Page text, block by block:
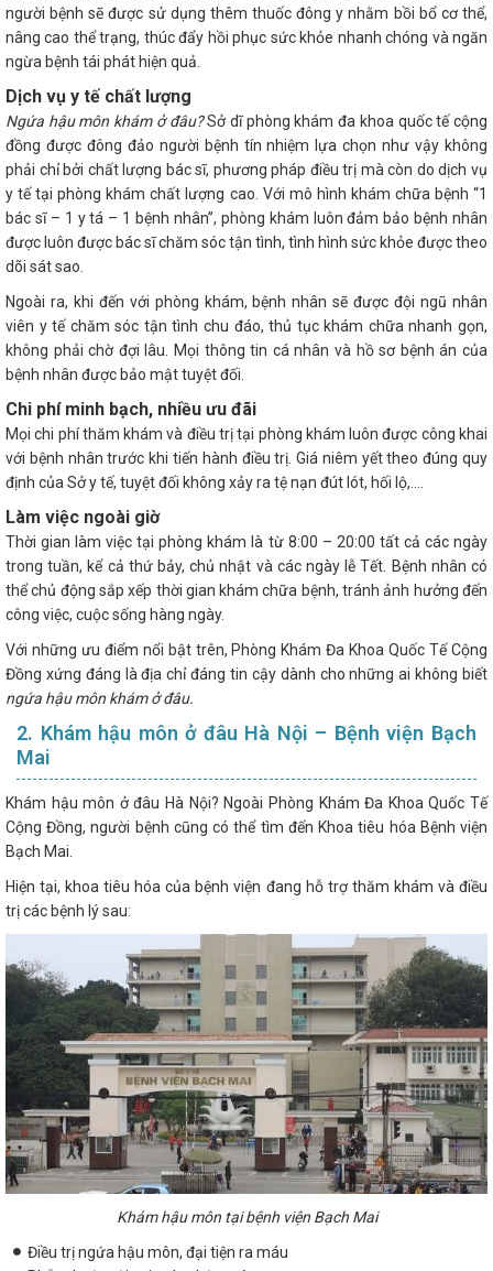
người bệnh sẽ được sử dụng thêm thuốc đông y nhằm bồi bổ cơ thể,
nâng cao thể trạng, thúc đẩy hồi phục sức khỏe nhanh chóng và ngăn
ngừa bệnh tái phát hiện quả.
Dịch vụ y tế chất lượng
Ngứa hậu môn khám ở đâu?Sở dĩ phòng khám đa khoa quốc tế cộng
đồng được đông đảo người bệnh tín nhiệm lựa chọn như vậy không
phải chỉ bởi chất lượng bác sĩ, phương pháp điều trị mà còn do dịch vụ
y tế tại phòng khám chất lượng cao. Với mô hình khám chữa bệnh “1
bác sĩ – 1 y tá – 1 bệnh nhân”, phòng khám luôn đảm bảo bệnh nhân
được luôn được bác sĩ chăm sóc tận tình, tình hình sức khỏe được theo
dõi sát sao.
Ngoài ra, khi đến với phòng khám, bệnh nhân sẽ được đội ngũ nhân
viên y tế chăm sóc tận tình chu đáo, thủ tục khám chữa nhanh gọn,
không phải chờ đợi lâu. Mọi thông tin cá nhân và hồ sơ bệnh án của
bệnh nhân được bảo mật tuyệt đối.
Chi phí minh bạch, nhiều ưu đãi
Mọi chi phí thăm khám và điều trị tại phòng khám luôn được công khai
với bệnh nhân trước khi tiến hành điều trị. Giá niêm yết theo đúng quy
định của Sở y tế, tuyệt đối không xảy ra tệ nạn đút lót, hối lộ,....
Làm việc ngoài giờ
Thời gian làm việc tại phòng khám là từ 8:00 – 20:00 tất cả các ngày
trong tuần, kể cả thứ bảy, chủ nhật và các ngày lễ Tết. Bệnh nhân có
thể chủ động sắp xếp thời gian khám chữa bệnh, tránh ảnh hưởng đến
công việc, cuộc sống hàng ngày.
Với những ưu điểm nổi bật trên, Phòng Khám Đa Khoa Quốc Tế Cộng
Đồng xứng đáng là địa chỉ đáng tin cậy dành cho những ai không biết
ngứa hậu môn khám ở đâu.
2. Khám hậu môn ở đâu Hà Nội – Bệnh viện Bạch
Mai
Khám hậu môn ở đâu Hà Nội? Ngoài Phòng Khám Đa Khoa Quốc Tế
Cộng Đồng, người bệnh cũng có thể tìm đến Khoa tiêu hóa Bệnh viện
Bạch Mai.
Hiện tại, khoa tiêu hóa của bệnh viện đang hỗ trợ thăm khám và điều
trị các bệnh lý sau:
Khám hậu môn tại bệnh viện Bạch Mai
Điều trị ngứa hậu môn, đại tiện ra máu